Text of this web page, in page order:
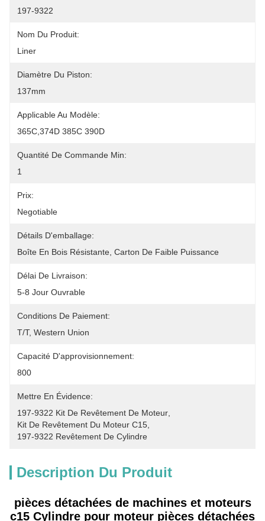
197-9322
Nom Du Produit:
Liner
Diamètre Du Piston:
137mm
Applicable Au Modèle:
365C,374D 385C 390D
Quantité De Commande Min:
1
Prix:
Negotiable
Détails D'emballage:
Boîte En Bois Résistante, Carton De Faible Puissance
Délai De Livraison:
5-8 Jour Ouvrable
Conditions De Paiement:
T/T, Western Union
Capacité D'approvisionnement:
800
Mettre En Évidence:
197-9322 Kit De Revêtement De Moteur
Kit De Revêtement Du Moteur C15
197-9322 Revêtement De Cylindre
Description Du Produit
pièces détachées de machines et moteurs
c15 Cylindre pour moteur pièces détachées